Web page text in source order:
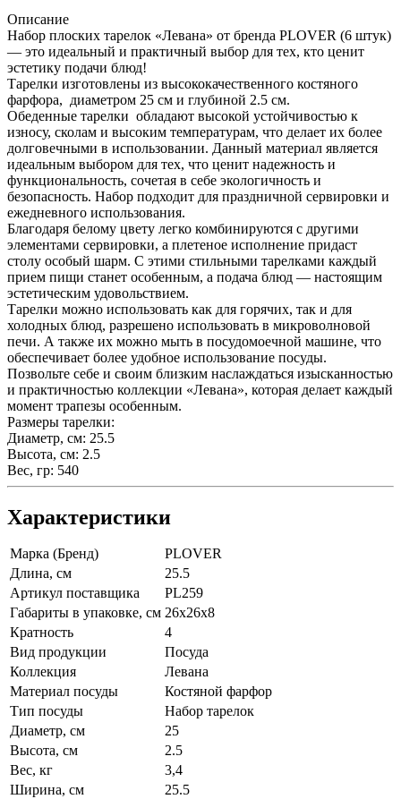
Описание
Набор плоских тарелок «Левана» от бренда PLOVER (6 штук)
— это идеальный и практичный выбор для тех, кто ценит
эстетику подачи блюд!
Тарелки изготовлены из высококачественного костяного
фарфора, диаметром 25 см и глубиной 2.5 см.
Обеденные тарелки обладают высокой устойчивостью к
износу, сколам и высоким температурам, что делает их более
долговечными в использовании. Данный материал является
идеальным выбором для тех, что ценит надежность и
функциональность, сочетая в себе экологичность и
безопасность. Набор подходит для праздничной сервировки и
ежедневного использования.
Благодаря белому цвету легко комбинируются с другими
элементами сервировки, а плетеное исполнение придаст
столу особый шарм. С этими стильными тарелками каждый
прием пищи станет особенным, а подача блюд — настоящим
эстетическим удовольствием.
Тарелки можно использовать как для горячих, так и для
холодных блюд, разрешено использовать в микроволновой
печи. А также их можно мыть в посудомоечной машине, что
обеспечивает более удобное использование посуды.
Позвольте себе и своим близким наслаждаться изысканностью
и практичностью коллекции «Левана», которая делает каждый
момент трапезы особенным.
Размеры тарелки:
Диаметр, см: 25.5
Высота, см: 2.5
Вес, гр: 540
Характеристики
Марка (Бренд)
PLOVER
Длина, см
25.5
Артикул поставщика
PL259
Габариты в упаковке, см 26х26х8
Кратность
4
Вид продукции
Посуда
Коллекция
Левана
Материал посуды
Костяной фарфор
Тип посуды
Набор тарелок
Диаметр, см
25
Высота, см
2.5
Вес, кг
3,4
Ширина, см
25.5